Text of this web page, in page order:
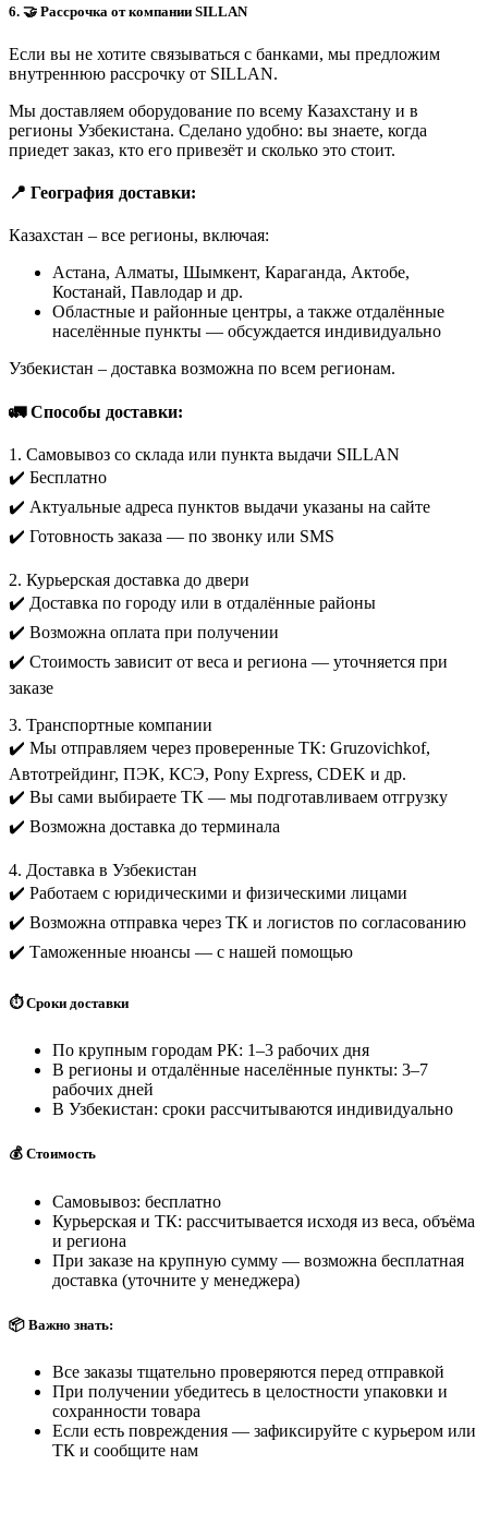
6. 🤝 Рассрочка от компании SILLAN
Если вы не хотите связываться с банками, мы предложим
внутреннюю рассрочку от SILLAN.
Мы доставляем оборудование по всему Казахстану и в
регионы Узбекистана. Сделано удобно: вы знаете, когда
приедет заказ, кто его привезёт и сколько это стоит.
📍 География доставки:
Казахстан – все регионы, включая:
Астана, Алматы, Шымкент, Караганда, Актобе,
Костанай, Павлодар и др.
Областные и районные центры, а также отдалённые
населённые пункты — обсуждается индивидуально
Узбекистан – доставка возможна по всем регионам.
🚛 Способы доставки:
1. Самовывоз со склада или пункта выдачи SILLAN
✔️ Бесплатно
✔️ Актуальные адреса пунктов выдачи указаны на сайте
✔️ Готовность заказа — по звонку или SMS
2. Курьерская доставка до двери
✔️ Доставка по городу или в отдалённые районы
✔️ Возможна оплата при получении
✔️ Стоимость зависит от веса и региона — уточняется при
заказе
3. Транспортные компании
✔️ Мы отправляем через проверенные ТК: Gruzovichkof,
Автотрейдинг, ПЭК, КСЭ, Pony Express, CDEK и др.
✔️ Вы сами выбираете ТК — мы подготавливаем отгрузку
✔️ Возможна доставка до терминала
4. Доставка в Узбекистан
✔️ Работаем с юридическими и физическими лицами
✔️ Возможна отправка через ТК и логистов по согласованию
✔️ Таможенные нюансы — с нашей помощью
⏱️ Сроки доставки
По крупным городам РК: 1–3 рабочих дня
В регионы и отдалённые населённые пункты: 3–7
рабочих дней
В Узбекистан: сроки рассчитываются индивидуально
💰 Стоимость
Самовывоз: бесплатно
Курьерская и ТК: рассчитывается исходя из веса, объёма
и региона
При заказе на крупную сумму — возможна бесплатная
доставка (уточните у менеджера)
📦 Важно знать:
Все заказы тщательно проверяются перед отправкой
При получении убедитесь в целостности упаковки и
сохранности товара
Если есть повреждения — зафиксируйте с курьером или
ТК и сообщите нам